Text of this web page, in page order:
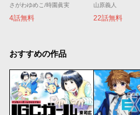
さがわゆめこ/時園眞実
4話無料
山原義人
22話無料
おすすめの作品